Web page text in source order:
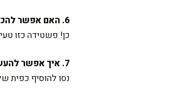
6. האם אפשר להכין מראש ולהגיש קר?
כן! פשטידה כזו
7. איך אפשר להעשיר את הטעמים?
נסו להוסיף כפית